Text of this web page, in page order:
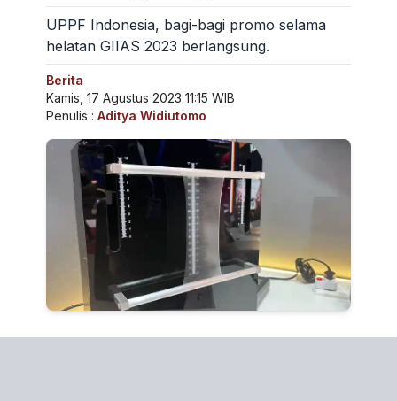
UPPF Indonesia, bagi-bagi promo selama
helatan GIIAS 2023 berlangsung.
Berita
Kamis, 17 Agustus 2023 11:15 WIB
Penulis : Aditya Widiutomo